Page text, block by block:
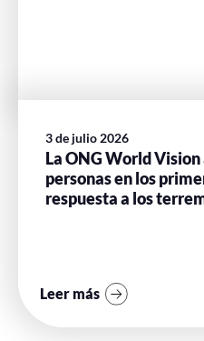
3 de julio 2026
La ONG World Vision
personas en los
respuesta a los
Leer más